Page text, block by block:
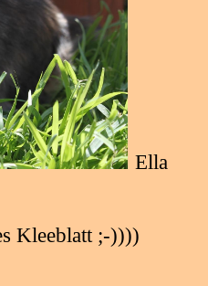
Ella
Kleeblatt ;-))))